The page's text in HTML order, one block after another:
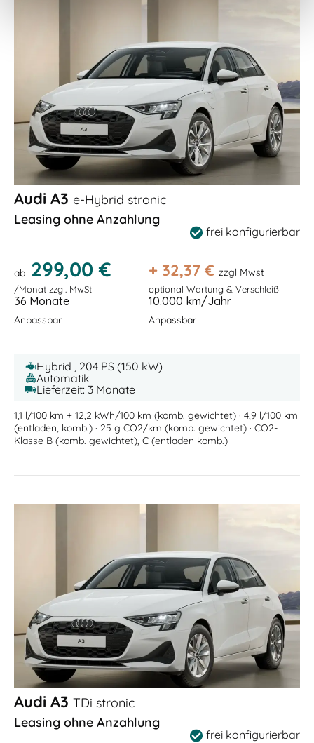
Audi A3 e-Hybrid stronic
Leasing ohne Anzahlung
frei konfigurierbar
ab 299,00 €
/Monat zzgl. MwSt
+ 32,37€ zzgl Mwst
optional Wartung & Verschleiß
36 Monate
Anpassbar
10.000 km/Jahr
Anpassbar
Hybrid , 204 PS (150 kW)
Automatik
Lieferzeit: 3 Monate
1,1 l/100 km + 12,2 kWh/100 km (komb. gewichtet) · 4,9 l/100 km
(entladen, komb.) · 25 g CO2/km (komb. gewichtet) · CO2-
Klasse B (komb. gewichtet), C (entladen komb.)
Audi A3 TDi stronic
Leasing ohne Anzahlung
frei konfigurierbar